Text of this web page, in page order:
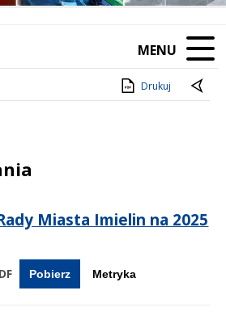
MENU
Drukuj
Miasta Imielin na 2025
Pobierz Metryka